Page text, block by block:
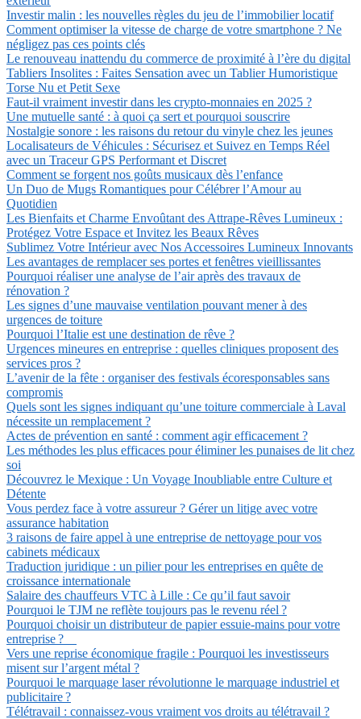
Investir malin : les nouvelles règles du jeu de l’immobilier locatif
Comment optimiser la vitesse de charge de votre smartphone ? Ne
négligez pas ces points clés
Le renouveau inattendu du commerce de proximité à l’ère du digital
Tabliers Insolites : Faites Sensation avec un Tablier Humoristique
Torse Nu et Petit Sexe
Faut-il vraiment investir dans les crypto-monnaies en 2025 ?
Une mutuelle santé : à quoi ça sert et pourquoi souscrire
Nostalgie sonore : les raisons du retour du vinyle chez les jeunes
Localisateurs de Véhicules : Sécurisez et Suivez en Temps Réel
avec un Traceur GPS Performant et Discret
Comment se forgent nos goûts musicaux dès l’enfance
Un Duo de Mugs Romantiques pour Célébrer l’Amour au
Quotidien
Les Bienfaits et Charme Envoûtant des Attrape-Rêves Lumineux :
Protégez Votre Espace et Invitez les Beaux Rêves
Sublimez Votre Intérieur avec Nos Accessoires Lumineux Innovants
Les avantages de remplacer ses portes et fenêtres vieillissantes
Pourquoi réaliser une analyse de l’air après des travaux de
rénovation ?
Les signes d’une mauvaise ventilation pouvant mener à des
urgences de toiture
Pourquoi l’Italie est une destination de rêve ?
Urgences mineures en entreprise : quelles cliniques proposent des
services pros ?
L’avenir de la fête : organiser des festivals écoresponsables sans
compromis
Quels sont les signes indiquant qu’une toiture commerciale à Laval
nécessite un remplacement ?
Actes de prévention en santé : comment agir efficacement ?
Les méthodes les plus efficaces pour éliminer les punaises de lit chez
soi
Découvrez le Mexique : Un Voyage Inoubliable entre Culture et
Détente
Vous perdez face à votre assureur ? Gérer un litige avec votre
assurance habitation
3 raisons de faire appel à une entreprise de nettoyage pour vos
cabinets médicaux
Traduction juridique : un pilier pour les entreprises en quête de
croissance internationale
Salaire des chauffeurs VTC à Lille : Ce qu’il faut savoir
Pourquoi le TJM ne reflète toujours pas le revenu réel ?
Pourquoi choisir un distributeur de papier essuie-mains pour votre
entreprise ?
Vers une reprise économique fragile : Pourquoi les investisseurs
misent sur l’argent métal ?
Pourquoi le marquage laser révolutionne le marquage industriel et
publicitaire ?
Télétravail : connaissez-vous vraiment vos droits au télétravail ?